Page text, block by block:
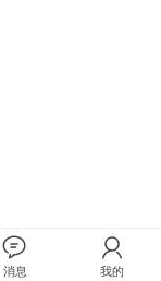
消息 我的